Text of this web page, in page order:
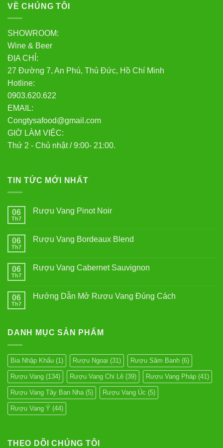
VỀ CHÚNG TÔI
SHOWROOM:
Wine & Beer
ĐỊA CHỈ:
27 Đường 7, An Phú, Thủ Đức, Hồ Chí Minh
Hotline:
0903.620.622
EMAIL:
Congtysafood@gmail.com
GIỜ LÀM VIỆC:
Thứ 2 - Chủ nhật / 9:00- 21:00.
TIN TỨC MỚI NHẤT
06
Th7
Rượu Vang Pinot Noir
luận
Pinot
06
Th7
Rượu Vang Bordeaux Blend
luận
Bordeaux
06
Th7
Rượu Vang Cabernet Sauvignon
luận
Sauvignon
06
Th7
Hướng Dẫn Mở Rượu Vang Đúng Cách
Hướng
Rượu
Vang
Đúng
Cách
DANH MỤC SẢN PHẨM
Bia Nhập Khẩu (1) Rượu Ngoại (31) Rượu Sâm Banh (6)
Rượu Vang (134) Rượu Vang Chi Lê (39) Rượu Vang Pháp (41)
Rượu Vang Tây Ban Nha(5) Rượu Vang Úc (5)
Rượu Vang Ý (44)
THEO DÕI CHÚNG TÔI